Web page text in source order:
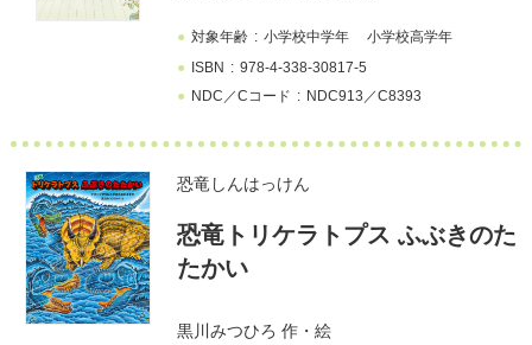
対象年齢 小学校中学年
小学校高学年
ISBN
978-4-338-30817-5
NDC／Cコード
NDC913／C8393
恐竜しんはっけん
恐竜トリケラトプス ふぶきのた
たかい
黒川みつひろ 作・絵